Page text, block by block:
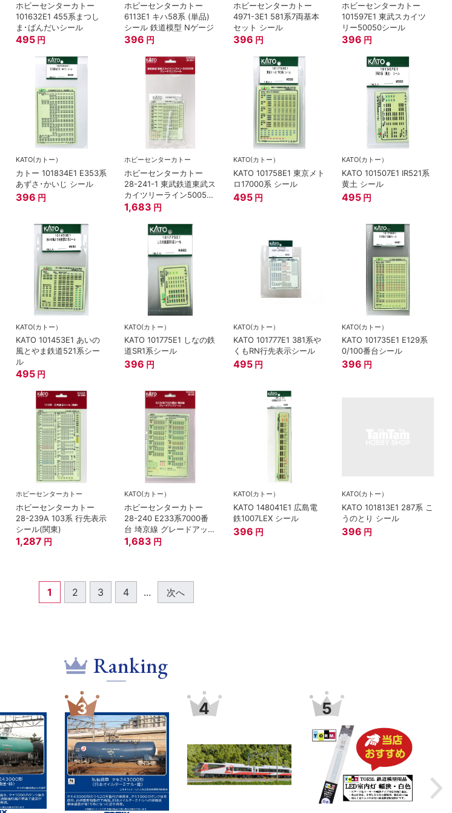
ホビーセンターカトー
101632E1 455系まつし
ま･ばんだいシール
495 円
ホビーセンターカトー
6113E1 キハ58系 (単品)
シール 鉄道模型 Nゲージ
396 円
ホビーセンターカトー
4971-3E1 581系7両基本
セット シール
396 円
ホビーセンターカトー
101597E1 東武スカイツ
リー50050シール
396 円
KATO(カトー）
カトー 101834E1 E353系
あずさ･かいじ シール
396 円
ホビーセンターカトー
ホビーセンターカトー
28-241-1 東武鉄道東武ス
カイツリーライン50050
型 グレードアップシー
1,683 円
KATO(カトー）
KATO 101758E1 東京メト
ロ17000系 シール
495 円
KATO(カトー）
KATO 101507E1 IR521系
黄土 シール
495 円
KATO(カトー）
KATO 101453E1 あいの
風とやま鉄道521系シー
ル
495 円
KATO(カトー）
KATO 101775E1 しなの鉄
道SR1系シール
396 円
KATO(カトー）
KATO 101777E1 381系や
くもRN行先表示シール
495 円
KATO(カトー）
KATO 101735E1 E129系
0/100番台シール
396 円
ホビーセンターカトー
ホビーセンターカトー
28-239A 103系 行先表示
シール(関東)
1,287 円
KATO(カトー）
ホビーセンターカトー
28-240 E233系7000番
台 埼京線 グレードアップ
シール Nゲージ
1,683 円
KATO(カトー）
KATO 148041E1 広島電
鉄1007LEX シール
396 円
KATO(カトー）
KATO 101813E1 287系 こ
うのとり シール
396 円
1 2 3 4 ... 次へ
Ranking
6